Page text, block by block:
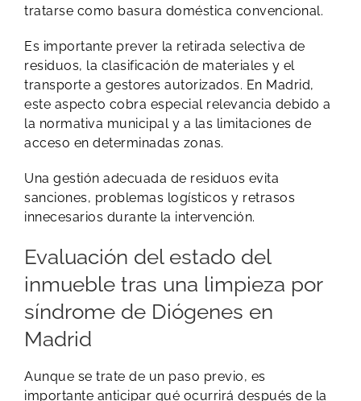
tratarse como basura doméstica convencional.
Es importante prever la retirada selectiva de
residuos, la clasificación de materiales y el
transporte a gestores autorizados. En Madrid,
este aspecto cobra especial relevancia debido a
la normativa municipal y a las limitaciones de
acceso en determinadas zonas.
Una gestión adecuada de residuos evita
sanciones, problemas logísticos y retrasos
innecesarios durante la intervención.
Evaluación del estado del
inmueble tras una limpieza por
síndrome de Diógenes en
Madrid
Aunque se trate de un paso previo, es
importante anticipar qué ocurrirá después de la